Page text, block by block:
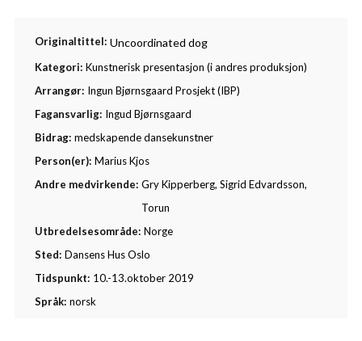
Originaltittel: Uncoordinated dog
Kategori: Kunstnerisk presentasjon (i andres produksjon)
Arrangør: Ingun Bjørnsgaard Prosjekt (IBP)
Fagansvarlig: Ingud Bjørnsgaard
Bidrag: medskapende dansekunstner
Person(er): Marius Kjos
Andre medvirkende: Gry Kipperberg, Sigrid Edvardsson,
Torun
Utbredelsesområde: Norge
Sted: Dansens Hus Oslo
Tidspunkt: 10.-13.oktober 2019
Språk: norsk